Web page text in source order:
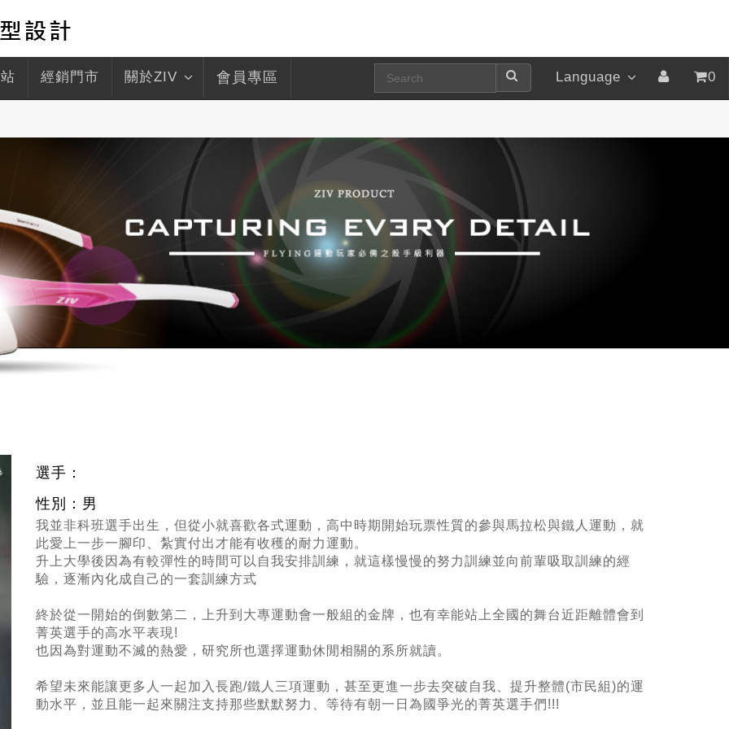
經銷門市 關於ZIV 會員專區 Language 0
選手：
性別：男
我並非科班選手出生，但從小就喜歡各式運動，高中時期開始玩票性質的參與馬拉松與鐵人運動，就
此愛上一步一腳印、紮實付出才能有收穫的耐力運動。
升上大學後因為有較彈性的時間可以自我安排訓練，就這樣慢慢的努力訓練並向前輩吸取訓練的經
驗，逐漸內化成自己的一套訓練方式
終於從一開始的倒數第二，上升到大專運動會一般組的金牌，也有幸能站上全國的舞台近距離體會到
菁英選手的高水平表現!
也因為對運動不滅的熱愛，研究所也選擇運動休閒相關的系所就讀。
希望未來能讓更多人一起加入長跑/鐵人三項運動，甚至更進一步去突破自我、提升整體(市民組)的運
動水平，並且能一起來關注支持那些默默努力、等待有朝一日為國爭光的菁英選手們!!!